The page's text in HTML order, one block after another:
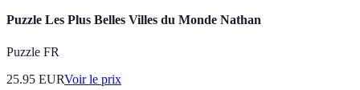
Puzzle Les Plus Belles Villes du Monde Nathan
Puzzle FR
25.95 EURVoir le prix